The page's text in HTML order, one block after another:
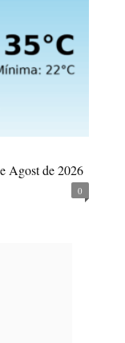
Agost de 2026
0